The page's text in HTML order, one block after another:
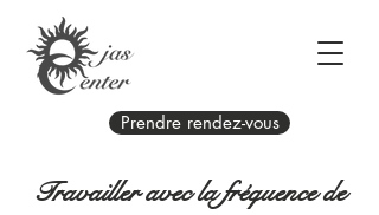
Prendre rendez-vous
Travailler avec la fréquence de